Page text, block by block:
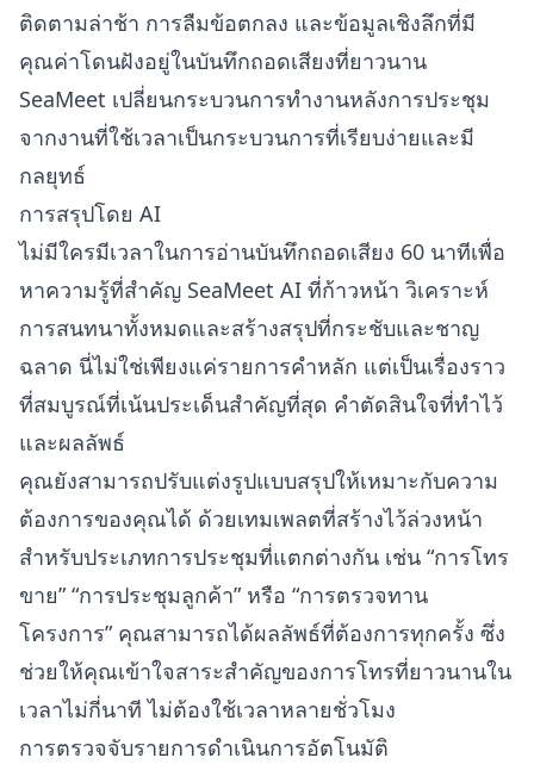
ติดตามล่าช้า การลืมข้อตกลง และข้อมูลเชิงลึกที่มี
คุณค่าโดนฝังอยู่ในบันทึกถอดเสียงที่ยาวนาน
SeaMeet เปลี่ยนกระบวนการทำงานหลังการประชุม
จากงานที่ใช้เวลาเป็นกระบวนการที่เรียบง่ายและมี
กลยุทธ์
การสรุปโดย AI
ไม่มีใครมีเวลาในการอ่านบันทึกถอดเสียง 60 นาทีเพื่อ
หาความรู้ที่สำคัญ SeaMeet AI ที่ก้าวหน้า วิเคราะห์
การสนทนาทั้งหมดและสร้างสรุปที่กระชับและชาญ
ฉลาด นี่ไม่ใช่เพียงแค่รายการคำหลัก แต่เป็นเรื่องราว
ที่สมบูรณ์ที่เน้นประเด็นสำคัญที่สุด คำตัดสินใจที่ทำไว้
และผลลัพธ์
คุณยังสามารถปรับแต่งรูปแบบสรุปให้เหมาะกับความ
ต้องการของคุณได้ ด้วยเทมเพลตที่สร้างไว้ล่วงหน้า
สำหรับประเภทการประชุมที่แตกต่างกัน เช่น “การโทร
ขาย” “การประชุมลูกค้า” หรือ “การตรวจทาน
โครงการ” คุณสามารถได้ผลลัพธ์ที่ต้องการทุกครั้ง ซึ่ง
ช่วยให้คุณเข้าใจสาระสำคัญของการโทรที่ยาวนานใน
เวลาไม่กี่นาที ไม่ต้องใช้เวลาหลายชั่วโมง
การตรวจจับรายการดำเนินการอัตโนมัติ